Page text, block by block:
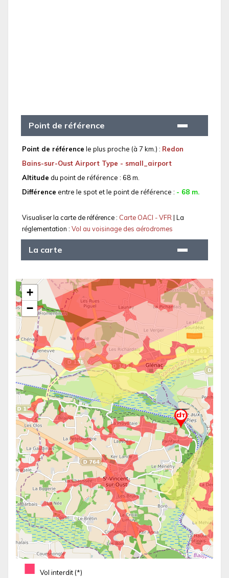
Point de référence
Point de référence le plus proche (à 7 km.) : Redon
Bains-sur-Oust Airport Type - small_airport
Altitude du point de référence : 68 m.
Différence entre le spot et le point de référence : - 68 m.
Visualiser la carte de référence : Carte OACI - VFR| La
réglementation : Vol au voisinage des aérodromes
La carte
■ Vol interdit (*)